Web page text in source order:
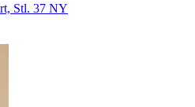
Stl. 37 NY